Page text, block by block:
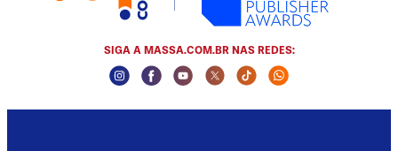
SIGA A MASSA.COM.BR NAS REDES:
Instagram Social Media
Facebook Social Media
Youtube Social Media
Twitter Social Media
Tiktok Social Media
Whatsapp